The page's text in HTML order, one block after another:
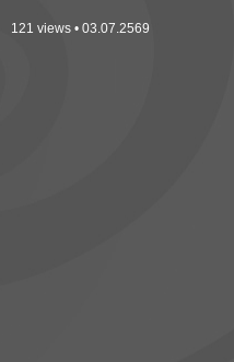
121 views • 03.07.2569